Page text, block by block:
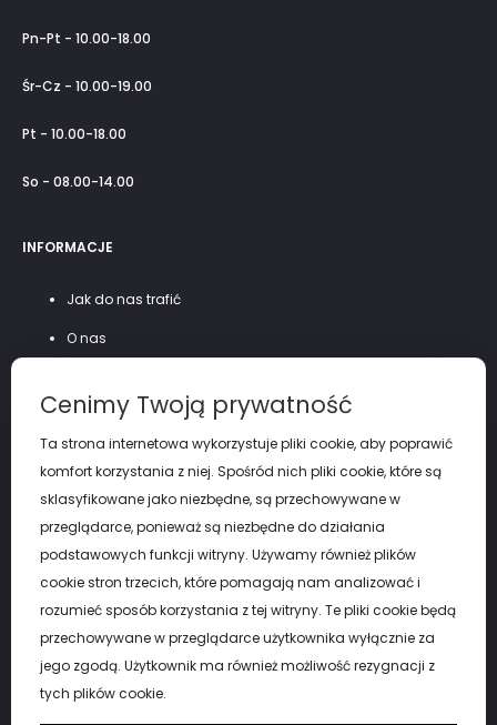
Pn-Pt - 10.00-18.00
Śr-Cz - 10.00-19.00
Pt - 10.00-18.00
So - 08.00-14.00
INFORMACJE
Jak do nas trafić
O nas
Polityka prywatności
Cenimy Twoją prywatność
Ta strona internetowa wykorzystuje pliki cookie, aby poprawić
komfort korzystania z niej. Spośród nich pliki cookie, które są
sklasyfikowane jako niezbędne, są przechowywane w
przeglądarce, ponieważ są niezbędne do działania
podstawowych funkcji witryny. Używamy również plików
cookie stron trzecich, które pomagają nam analizować i
rozumieć sposób korzystania z tej witryny. Te pliki cookie będą
przechowywane w przeglądarce użytkownika wyłącznie za
jego zgodą. Użytkownik ma również możliwość rezygnacji z
tych plików cookie.